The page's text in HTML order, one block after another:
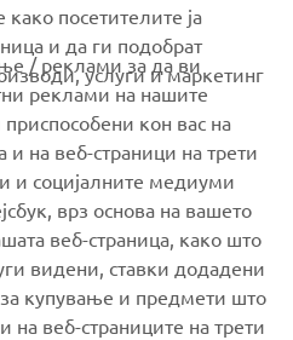
deals, special events, new
посетителите ја
и да ги подобрат
услуги и маркетинг
/ реклами за да ви
реклами на нашите
кон вас на
и на веб-страници на трети
и социјалните медиуми
врз основа на вашето
веб-страница, како што
видени, ставки додадени
купување и предмети што
на веб-страниците на трети